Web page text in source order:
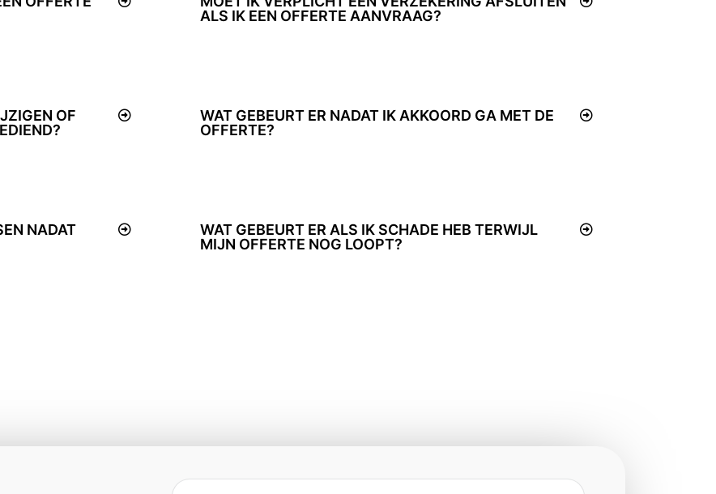
ALS IK EEN OFFERTE AANVRAAG?
OF
WAT GEBEURT ER NADAT IK AKKOORD GA MET DE
OFFERTE?
NADAT
WAT GEBEURT ER ALS IK SCHADE HEB TERWIJL
MIJN OFFERTE NOG LOOPT?